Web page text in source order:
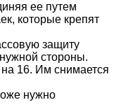
ее путем
которые крепят
защиту
стороны.
16. Им снимается
нужно